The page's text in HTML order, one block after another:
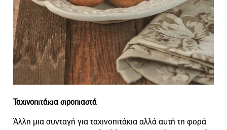
Ταχινοπιτάκια σιροπιαστά
Άλλη μια συνταγή για ταχινοπιτάκια αλλά αυτή τη φορά